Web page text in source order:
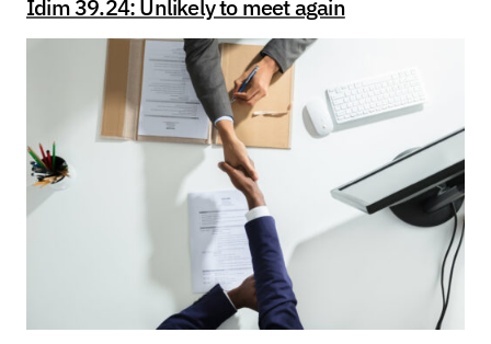
Idim 39.24: Unlikely to meet again